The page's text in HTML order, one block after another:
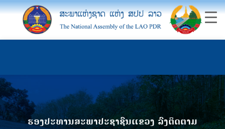
ຮອງປະທານສະພາປະຊາຊົນແຂວງ ລົງຕິດຕາມ